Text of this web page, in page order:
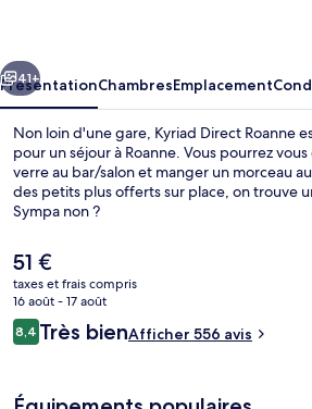
Suivant
41+
PrésentationChambresEmplacement
Non loin d'une gare, Kyriad Direct Roanne
pour un séjour à Roanne. Vous pourrez
verre au bar/salon et manger un morceau
des petits plus offerts sur place, on trouve
Sympa non ?
Le
prix
actuel
est
de
51 €
taxes et frais compris
16 août - 17 août
Avis
voyageurs
8,48,4 sur 10
Très bienAfficher 556 avis